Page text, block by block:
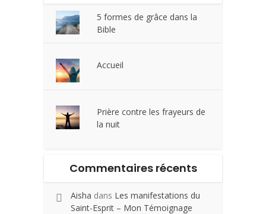
5 formes de grâce dans la
Bible
Accueil
Prière contre les frayeurs de
la nuit
Commentaires récents
Aisha dans Les manifestations du
Saint-Esprit – Mon Témoignage